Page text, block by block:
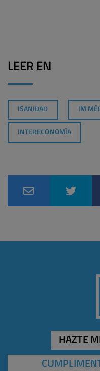
LEER EN
ISANIDAD IM
INTERECONOMÍA
HAZTE